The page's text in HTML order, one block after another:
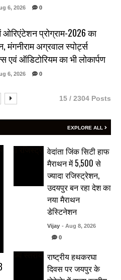
6, 2026 0
प्रोग्राम-2026 का
अग्रवाल स्पोर्ट्स
एवं ऑडिटोरियम का भी लोकार्पण
6, 2026 0
15 / 2304 Posts
EXPLORE ALL
वेदांता जिंक सिटी हाफ
मैराथन में 5,500 से
ज्यादा रजिस्ट्रेशन,
उदयपुर बन रहा देश का
नया मैराथन
डेस्टिनेशन
Vijay - Aug 8, 2026
0
राष्ट्रीय हथकरघा
दिवस पर जयपुर के